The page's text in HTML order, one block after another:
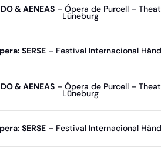
& AENEAS – Ópera de Purcell –
Lüneburg
SERSE – Festival Internacional
& AENEAS – Ópera de Purcell –
Lüneburg
SERSE – Festival Internacional